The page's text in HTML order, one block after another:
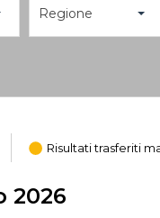
Regione
Risultati trasferiti
2026